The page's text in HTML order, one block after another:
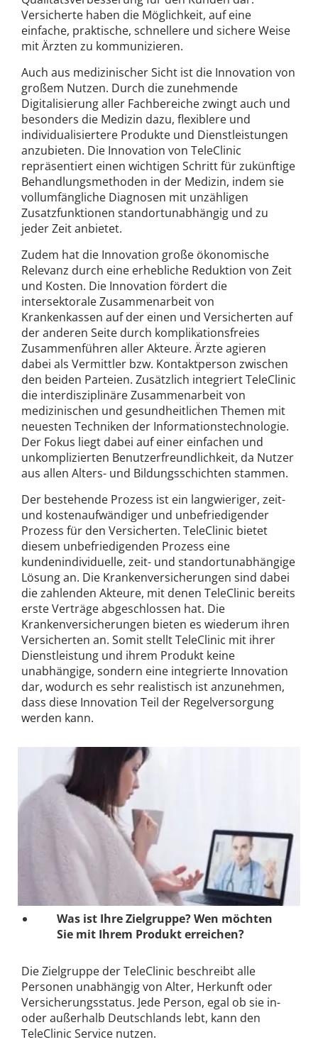
Versicherte haben die Möglichkeit, auf eine
einfache, praktische, schnellere und sichere Weise
mit Ärzten zu kommunizieren.
Auch aus medizinischer Sicht ist die Innovation von
großem Nutzen. Durch die zunehmende
Digitalisierung aller Fachbereiche zwingt auch und
besonders die Medizin dazu, flexiblere und
individualisiertere Produkte und Dienstleistungen
anzubieten. Die Innovation von TeleClinic
repräsentiert einen wichtigen Schritt für zukünftige
Behandlungsmethoden in der Medizin, indem sie
vollumfängliche Diagnosen mit unzähligen
Zusatzfunktionen standortunabhängig und zu
jeder Zeit anbietet.
Zudem hat die Innovation große ökonomische
Relevanz durch eine erhebliche Reduktion von Zeit
und Kosten. Die Innovation fördert die
intersektorale Zusammenarbeit von
Krankenkassen auf der einen und Versicherten auf
der anderen Seite durch komplikationsfreies
Zusammenführen aller Akteure. Ärzte agieren
dabei als Vermittler bzw. Kontaktperson zwischen
den beiden Parteien. Zusätzlich integriert TeleClinic
die interdisziplinäre Zusammenarbeit von
medizinischen und gesundheitlichen Themen mit
neuesten Techniken der Informationstechnologie.
Der Fokus liegt dabei auf einer einfachen und
unkomplizierten Benutzerfreundlichkeit, da Nutzer
aus allen Alters- und Bildungsschichten stammen.
Der bestehende Prozess ist ein langwieriger, zeit-
und kostenaufwändiger und unbefriedigender
Prozess für den Versicherten. TeleClinic bietet
diesem unbefriedigenden Prozess eine
kundenindividuelle, zeit- und standortunabhängige
Lösung an. Die Krankenversicherungen sind dabei
die zahlenden Akteure, mit denen TeleClinic bereits
erste Verträge abgeschlossen hat. Die
Krankenversicherungen bieten es wiederum ihren
Versicherten an. Somit stellt TeleClinic mit ihrer
Dienstleistung und ihrem Produkt keine
unabhängige, sondern eine integrierte Innovation
dar, wodurch es sehr realistisch ist anzunehmen,
dass diese Innovation Teil der Regelversorgung
werden kann.
Was ist Ihre Zielgruppe? Wen möchten
Sie mit Ihrem Produkt erreichen?
Die Zielgruppe der TeleClinic beschreibt alle
Personen unabhängig von Alter, Herkunft oder
Versicherungsstatus. Jede Person, egal ob sie in-
oder außerhalb Deutschlands lebt, kann den
TeleClinic Service nutzen.